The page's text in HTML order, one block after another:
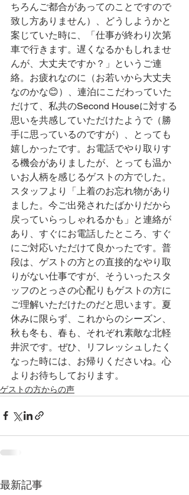
ちろんご都合があってのことですので
致し方ありません）、どうしようかと
案じていた時に、「仕事が終わり次第
車で行きます。遅くなるかもしれませ
んが、大丈夫ですか？」というご連
絡。お疲れなのに（お若いから大丈夫
なのかな😊）、連泊にこだわっていた
だけて、私共のSecond Houseに対する
思いを共感していただけたようで（勝
手に思っているのですが）、とっても
嬉しかったです。お電話でやり取りす
る機会がありましたが、とっても温か
いお人柄を感じるゲストの方でした。
スタッフより「上着のお忘れ物があり
ました。今ご出発されたばかりだから
戻っていらっしゃれるかも」と連絡が
あり、すぐにお電話したところ、すぐ
にご対応いただけて良かったです。普
段は、ゲストの方との直接的なやり取
りがない仕事ですが、そういったスタ
ッフのとっさの心配りもゲストの方に
ご理解いただけたのだと思います。夏
休みに限らず、これからのシーズン、
秋も冬も、春も、それぞれ素敵な北軽
井沢です。ぜひ、リフレッシュしたく
なった時には、お帰りくださいね。心
よりお待ちしております。
ゲストの方からの声
最新記事